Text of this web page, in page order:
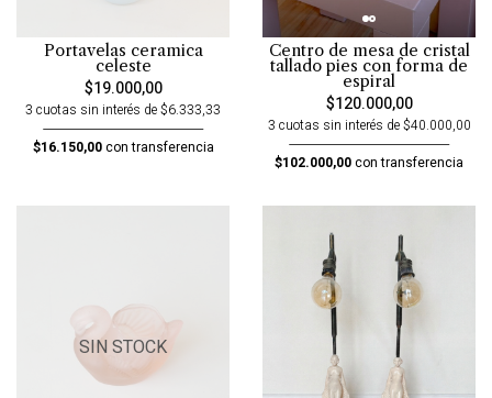
Portavelas ceramica
celeste
$19.000,00
3 cuotas sin interés de $6.333,33
$16.150,00con transferencia
Centro de mesa de cristal
tallado pies con forma de
espiral
$120.000,00
3 cuotas sin interés de $40.000,00
$102.000,00con transferencia
SIN STOCK